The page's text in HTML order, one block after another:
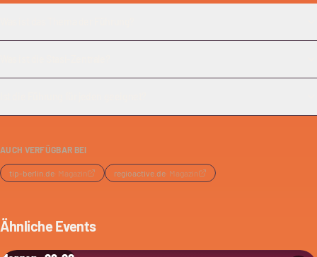
AUCH VERFÜGBAR BEI
tip-berlin.de· Magazin regioactive.de· Magazin
Ähnliche Events